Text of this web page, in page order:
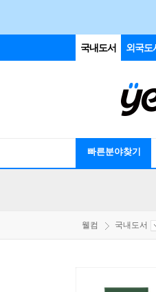
국내도서 외국도
빠른분야찾기
웰컴 국내도서